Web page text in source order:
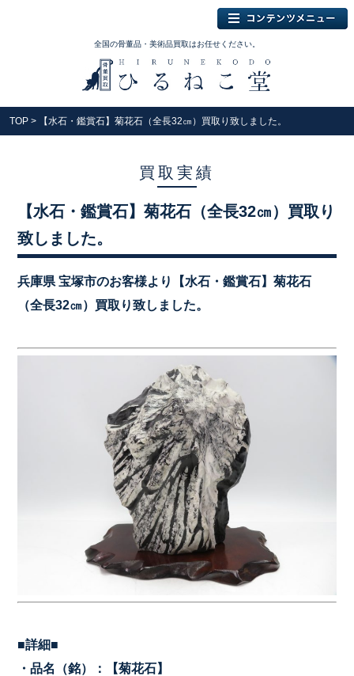
全国の骨董品・美術品買取はお任せください。
TOP > 【水石・鑑賞石】菊花石（全長32㎝）買取り致しました。
買取実績
【水石・鑑賞石】菊花石（全長32㎝）買取り
致しました。
兵庫県 宝塚市のお客様より【水石・鑑賞石】菊花石
（全長32㎝）買取り致しました。
■詳細■
・品名（銘）：【菊花石】